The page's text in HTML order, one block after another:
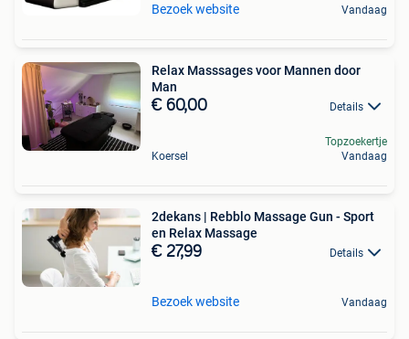
Bezoek website Vandaag
Relax Masssages voor Mannen door
Man
€ 60,00 Details
Koersel
Topzoekertje
Vandaag
2dekans | Rebblo Massage Gun - Sport
en Relax Massage
€ 27,99 Details
Bezoek website Vandaag